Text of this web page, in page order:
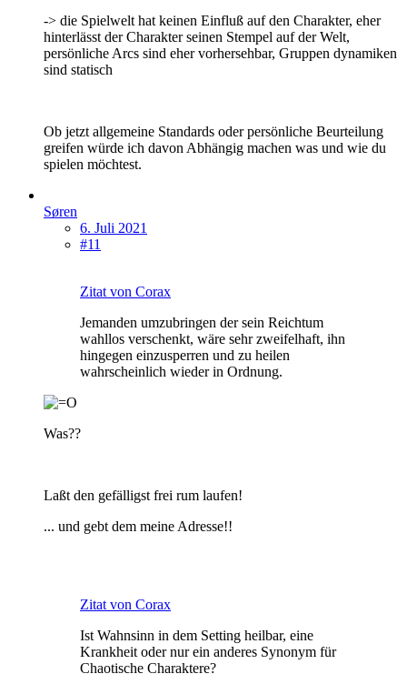
-> die Spielwelt hat keinen Einfluß auf den Charakter, eher
hinterlässt der Charakter seinen Stempel auf der Welt,
persönliche Arcs sind eher vorhersehbar, Gruppen dynamiken
sind statisch
Ob jetzt allgemeine Standards oder persönliche Beurteilung
greifen würde ich davon Abhängig machen was und wie du
spielen möchtest.
Søren
6. Juli 2021
#11
Zitat von Corax
Jemanden umzubringen der sein Reichtum
wahllos verschenkt, wäre sehr zweifelhaft, ihn
hingegen einzusperren und zu heilen
wahrscheinlich wieder in Ordnung.
Was??
Laßt den gefälligst frei rum laufen!
... und gebt dem meine Adresse!!
Zitat von Corax
Ist Wahnsinn in dem Setting heilbar, eine
Krankheit oder nur ein anderes Synonym für
Chaotische Charaktere?